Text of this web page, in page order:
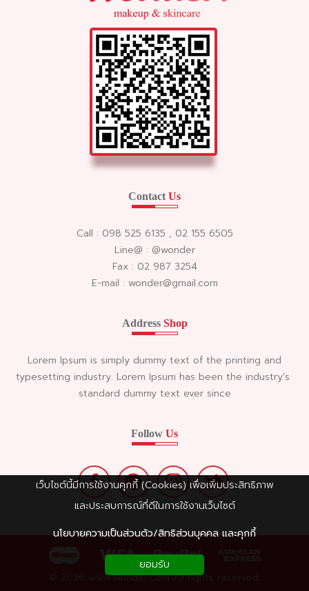
Contact Us
Call : 098 525 6135 , 02 155 6505
Line@ : @wonder
Fax : 02 987 3254
E-mail : wonder@gmail.com
Address Shop
Lorem Ipsum is simply dummy text of the printing and
typesetting industry. Lorem Ipsum has been the industry's
standard dummy text ever since
Follow Us
© 2026 www.wonder.com All rights reserved.
เว็บไซต์นี้มีการใช้งานคุกกี้ (Cookies) เพื่อเพิ่มประสิทธิภาพ
และประสบการณ์ที่ดีในการใช้งานเว็บไซต์
นโยบายความเป็นส่วนตัว/สิทธิส่วนบุคคล และคุกกี้
ยอมรับ